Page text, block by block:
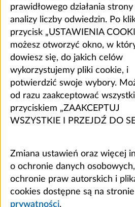
prawidłowego działania
analizy liczby odwiedzin. Po
przycisk „USTAWIENIA
możesz otworzyć okno, w
dowiesz się, do jakich celów
wykorzystujemy pliki cookie, i
potwierdzić swoje wybory.
od razu zaakceptować
przyciskiem „ZAAKCEPTUJ
WSZYSTKIE I PRZEJDŹ DO
Zmiana ustawień oraz więcej
o ochronie danych osobowych,
ochronie praw autorskich i
cookies dostępne są na stronie
prywatności.